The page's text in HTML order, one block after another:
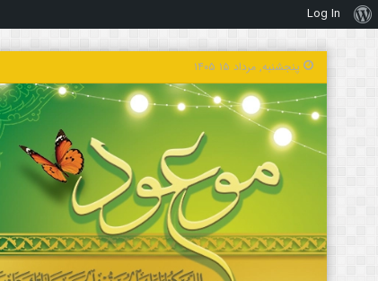
درباره
وردپرس
Log In
پنجشنبه, مرداد ۱۵ ۱۴۰۵